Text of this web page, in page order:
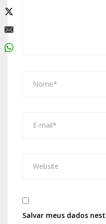
Salvar meus dados